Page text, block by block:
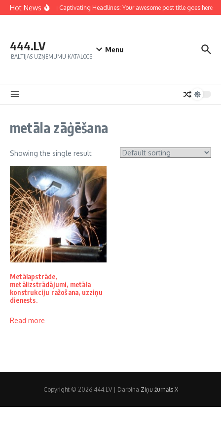
Hot NewsCrafting Captivating Headlines: Your awesome post title goes here
444.LV
BALTIJAS UZŅĒMUMU KATALOGS
Menu
metāla zāģēšana
Showing the single result
Metālapstrāde,
metālizstrādājumi, metāla
konstrukciju ražošana, uzziņu
dienests.
Read more
Copyright © 2026 444.LV | Darbina Ziņu žurnāls X